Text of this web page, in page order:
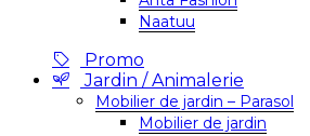
Naatuu
Promo
Jardin / Animalerie
Mobilier de jardin – Parasol
Mobilier de jardin